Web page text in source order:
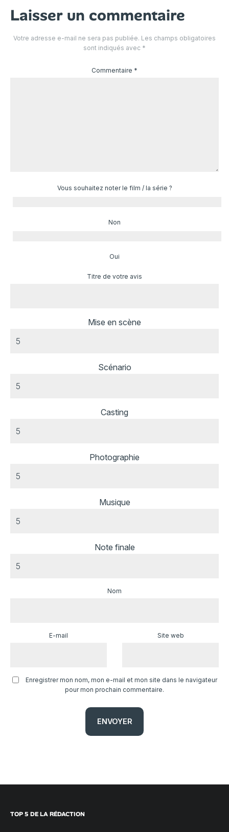
Laisser un commentaire
Votre adresse e-mail ne sera pas publiée. Les champs obligatoires
sont indiqués avec *
Commentaire *
Vous souhaitez noter le film / la série ?
Non
Oui
Titre de votre avis
Mise en scène
Scénario
Casting
Photographie
Musique
Note finale
Nom
E-mail Site web
Enregistrer mon nom, mon e-mail et mon site dans le navigateur
pour mon prochain commentaire.
TOP 5 DE LA RÉDACTION